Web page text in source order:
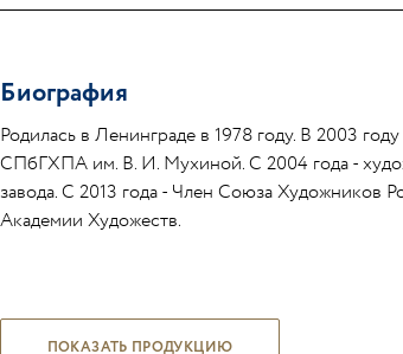
Биография
Родилась в Ленинграде в 1978 году. В 2003
СПбГХПА им. В. И. Мухиной. С 2004 года -
завода. С 2013 года - Член Союза Художников
Академии Художеств.
ПОКАЗАТЬ ПРОДУКЦИЮ